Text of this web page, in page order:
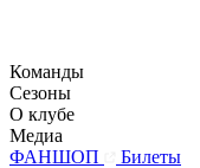
Команды
Сезоны
О клубе
Медиа
ФАНШОП
Билеты